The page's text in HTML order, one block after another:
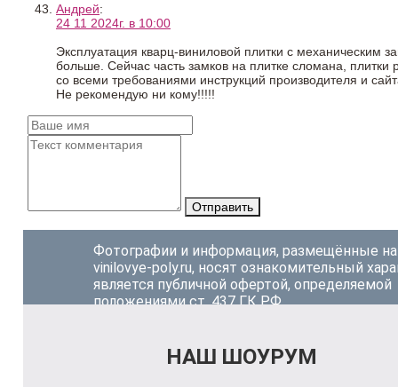
Андрей:
24 11 2024г. в 10:00
Эксплуатация кварц-виниловой плитки с механическим
больше. Сейчас часть замков на плитке сломана,
со всеми требованиями инструкций производителя и
Не рекомендую ни кому!!!!!
Отправить
Фотографии и информация, размещённые на
vinilovye-poly.ru, носят ознакомительный
является публичной офертой, определяемой
положениями ст. 437 ГК РФ.
НАШ ШОУРУМ